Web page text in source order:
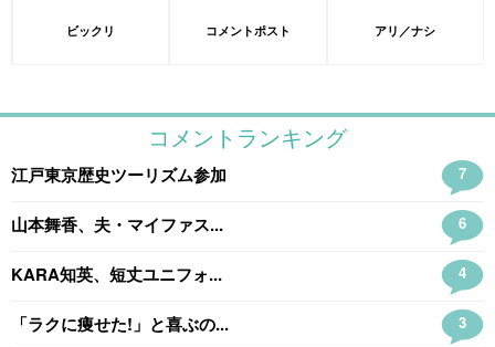
ビックリ コメントポスト アリ／ナシ